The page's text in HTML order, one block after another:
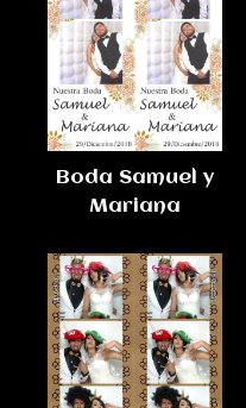
Boda Samuel y
Mariana